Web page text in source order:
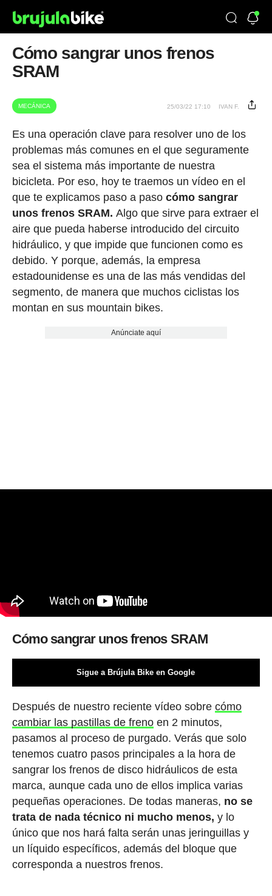
Cómo sangrar unos frenos
SRAM
MECÁNICA 25/03/22 17:10 IVAN F.
Es una operación clave para resolver uno de los
problemas más comunes en el que seguramente
sea el sistema más importante de nuestra
bicicleta. Por eso, hoy te traemos un vídeo en el
que te explicamos paso a paso cómo sangrar
unos frenos SRAM. Algo que sirve para extraer el
aire que pueda haberse introducido del circuito
hidráulico, y que impide que funcionen como es
debido. Y porque, además, la empresa
estadounidense es una de las más vendidas del
segmento, de manera que muchos ciclistas los
montan en sus mountain bikes.
Anúnciate aquí
Cómo sangrar unos frenos SRAM
Sigue a Brújula Bike en Google
Después de nuestro reciente vídeo sobre cómo
cambiar las pastillas de frenoen 2 minutos,
pasamos al proceso de purgado. Verás que solo
tenemos cuatro pasos principales a la hora de
sangrar los frenos de disco hidráulicos de esta
marca, aunque cada uno de ellos implica varias
pequeñas operaciones. De todas maneras, no se
trata de nada técnico ni mucho menos, y lo
único que nos hará falta serán unas jeringuillas y
un líquido específicos, además del bloque que
corresponda a nuestros frenos.